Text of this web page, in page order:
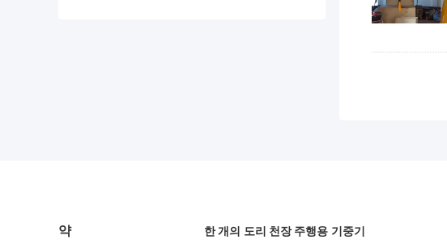
약 한 개의 도리 천장 주행용 기중기